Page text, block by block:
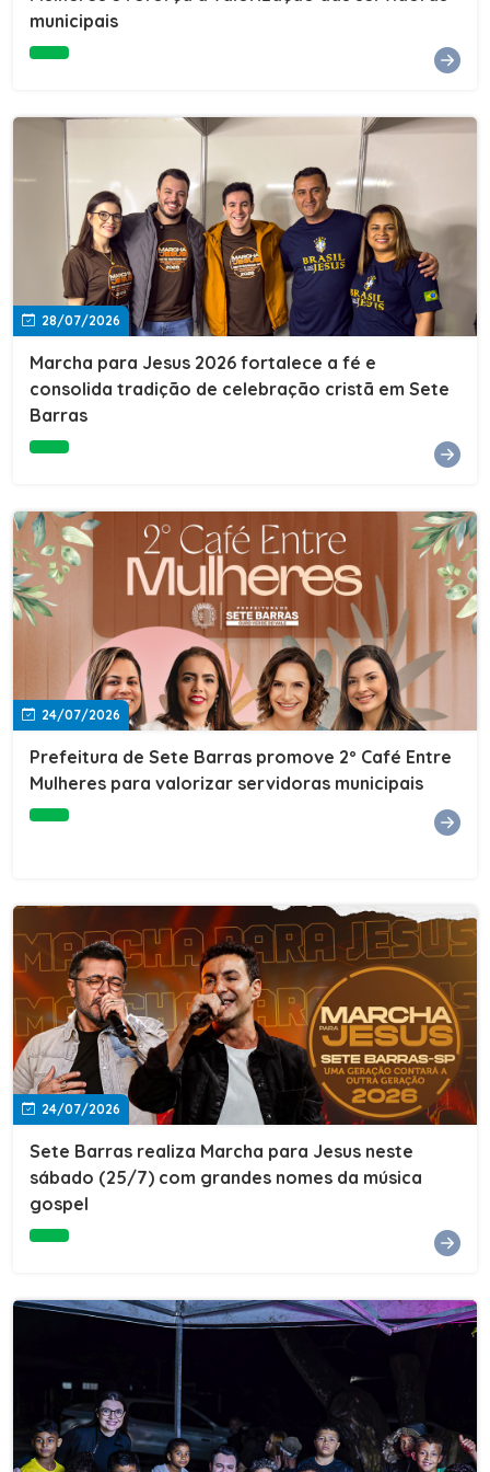
Cultura, Esporte e Lazer, Paulo Thomas, prestigiou os
compromisso da nossa gestão com a inclusão,
oferecendo a jovens e adultos a oportunidade de
concluir seus estudos e construir um futuro melhor.
Cada certificado entregue simboliza esforço,
determinação e a certeza de que investir em educação
é investir no desenvolvimento de Sete Barras."A
Prefeitura de Sete Barras também agradeceu ao SESI,
parceiro fundamental na retomada e ampliação da
Educação de Jovens e Adultos, aos professores, à
equipe da Secretaria Municipal de Educação e a todos
os profissionais que contribuíram para que esse
importante projeto voltasse a transformar a vida de
municipais
28/07/2026
Marcha para Jesus 2026 fortalece a fé e
consolida tradição de celebração cristã em Sete
Barras
24/07/2026
Prefeitura de Sete Barras promove 2º Café Entre
Mulheres para valorizar servidoras municipais
24/07/2026
Sete Barras realiza Marcha para Jesus neste
sábado (25/7) com grandes nomes da música
gospel